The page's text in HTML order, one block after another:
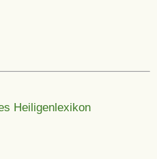
Heiligenlexikon